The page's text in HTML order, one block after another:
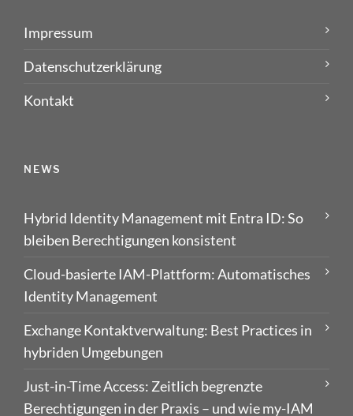
Impressum
Datenschutzerklärung
Kontakt
NEWS
Hybrid Identity Management mit Entra ID: So
bleiben Berechtigungen konsistent
Cloud-basierte IAM-Plattform: Automatisches
Identity Management
Exchange Kontaktverwaltung: Best Practices in
hybriden Umgebungen
Just-in-Time Access: Zeitlich begrenzte
Berechtigungen in der Praxis – und wie my-IAM